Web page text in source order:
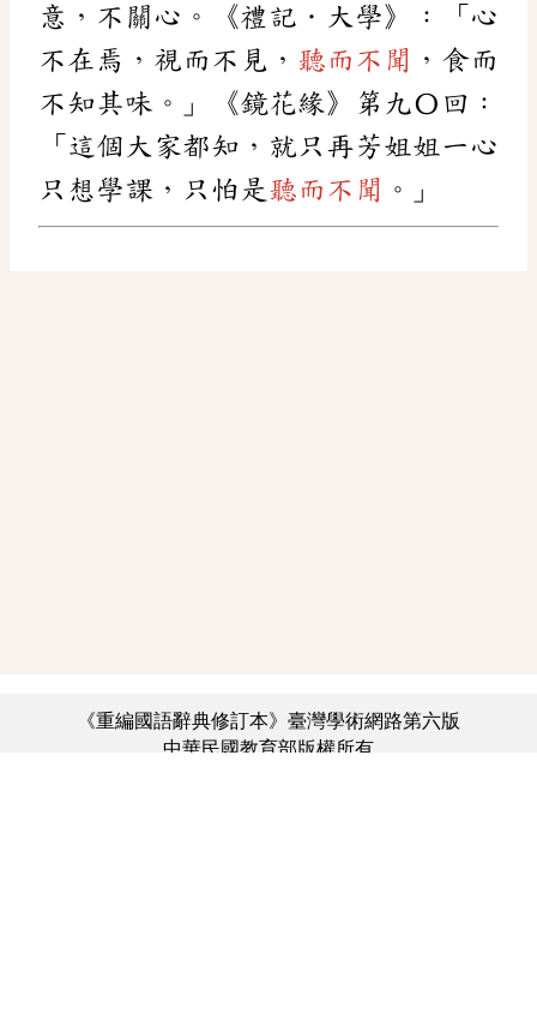
意，不關心。《禮記．大學》：「心
不在焉，視而不見， 聽而不聞 ，食而
不知其味。」《鏡花緣》第九〇回：
「這個大家都知，就只再芳姐姐一心
只想學課，只怕是 聽而不聞 。」
《重編國語辭典修訂本》臺灣學術網路第六版
中華民國教育部版權所有